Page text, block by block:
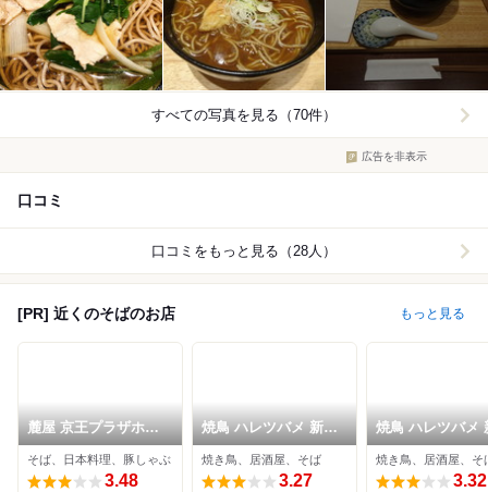
すべての写真を見る（70件）
広告を非表示
口コミ
口コミをもっと見る（28人）
[PR] 近くのそばのお店 もっと見る
麓屋 京王プラザホテ
ル
そば、日本料理、豚しゃぶ
3.48
焼鳥 ハレツバメ 新宿
アイランドタワー店
焼き鳥、居酒屋、そば
3.27
焼鳥 ハレツバメ
三丁目店
焼き鳥、居酒屋、そ
3.32